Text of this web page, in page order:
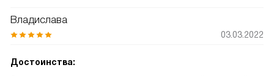
Владислава
03.03.2022
Достоинства: